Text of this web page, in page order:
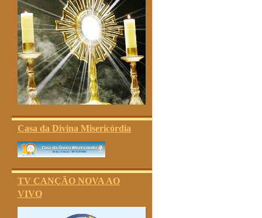
Casa da Divina Misericórdia
TV CANÇÃO NOVA AO
VIVO